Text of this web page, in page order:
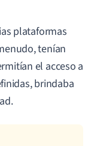
plataformas
tenían
el acceso a
brindaba